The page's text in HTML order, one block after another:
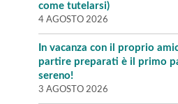
come tutelarsi)
4 AGOSTO 2026
In vacanza con il proprio
partire preparati è il primo
sereno!
3 AGOSTO 2026